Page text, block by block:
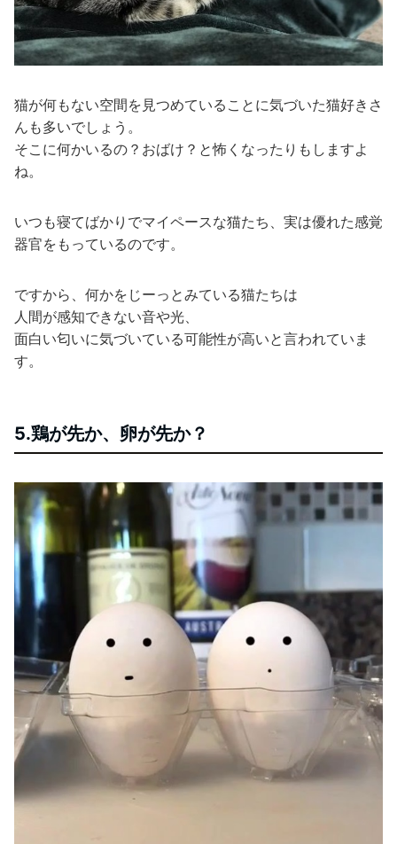
猫が何もない空間を見つめていることに気づいた猫好きさ
んも多いでしょう。
そこに何かいるの？おばけ？と怖くなったりもしますよ
ね。
いつも寝てばかりでマイペースな猫たち、実は優れた感覚
器官をもっているのです。
ですから、何かをじーっとみている猫たちは
人間が感知できない音や光、
面白い匂いに気づいている可能性が高いと言われていま
す。
5.鶏が先か、卵が先か？